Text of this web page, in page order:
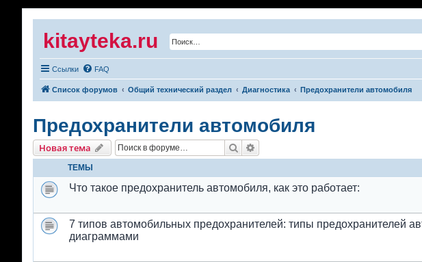
kitayteka.ru
Ссылки FAQ
Список форумов Общий технический раздел Диагностика Предохранители автомобиля
Предохранители автомобиля
Новая тема Поиск
ТЕМЫ
Что такое предохранитель автомобиля, как это работает:
7 типов автомобильных предохранителей: типы предохранителей
диаграммами